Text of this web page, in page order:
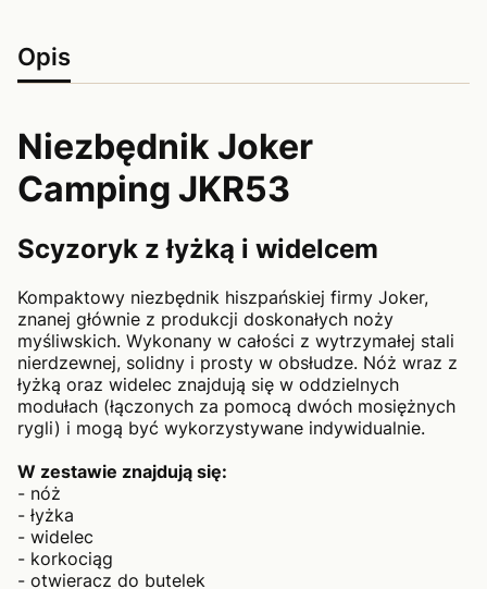
Opis
Niezbędnik Joker
Camping JKR53
Scyzoryk z łyżką i widelcem
Kompaktowy niezbędnik hiszpańskiej firmy Joker,
znanej głównie z produkcji doskonałych noży
myśliwskich. Wykonany w całości z wytrzymałej stali
nierdzewnej, solidny i prosty w obsłudze. Nóż wraz z
łyżką oraz widelec znajdują się w oddzielnych
modułach (łączonych za pomocą dwóch mosiężnych
rygli) i mogą być wykorzystywane indywidualnie.
W zestawie znajdują się:
- nóż
- łyżka
- widelec
- korkociąg
- otwieracz do butelek